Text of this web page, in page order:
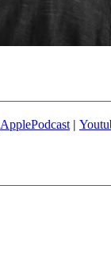
ApplePodcast |